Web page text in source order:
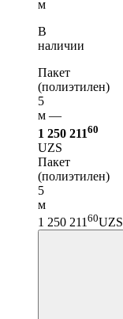
м
В
наличии
Пакет
(полиэтилен)
5
м —
1 250 21160
UZS
Пакет
(полиэтилен)
5
м
1 250 211 60UZS